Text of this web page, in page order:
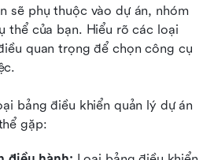
sẽ phụ thuộc vào dự án, nhóm
thể của bạn. Hiểu rõ các loại
quan trọng để chọn công cụ
bảng điều khiển quản lý dự án
gặp: